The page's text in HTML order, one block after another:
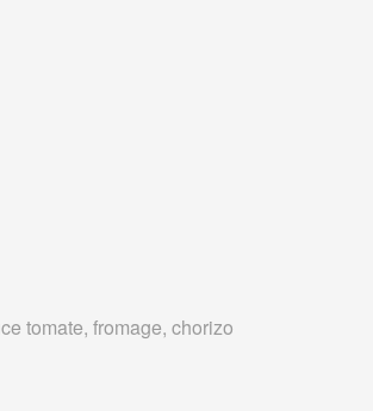
tomate, fromage, chorizo